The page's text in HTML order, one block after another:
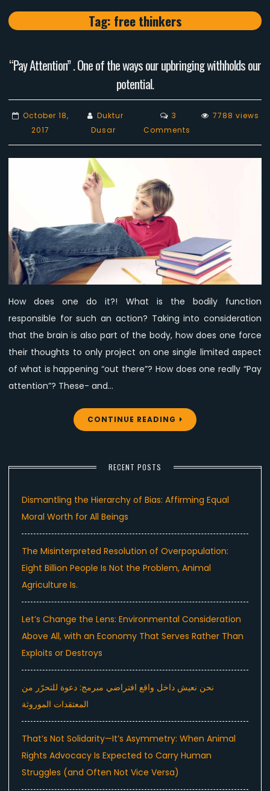
Tag: free thinkers
“Pay Attention” . One of the ways our upbringing withholds our
potential.
October 18,
2017
Duktur
Dusar
3
Comments
“Pay
Attention”
upbringing
withholds
potential.
7788 views
How does one do it?! What is the bodily function
responsible for such an action? Taking into consideration
that the brain is also part of the body, how does one force
their thoughts to only project on one single limited aspect
of what is happening “out there”? How does one really “Pay
attention”? These- and…
CONTINUE READING
RECENT POSTS
Dismantling the Hierarchy of Bias: Affirming Equal
Moral Worth for All Beings
The Misinterpreted Resolution of Overpopulation:
Eight Billion People Is Not the Problem, Animal
Agriculture Is.
Let’s Change the Lens: Environmental Consideration
Above All, with an Economy That Serves Rather Than
Exploits or Destroys
نحن نعيش داخل واقع افتراضي مبرمج: دعوة للتحرّر من
المعتقدات الموروثة
That’s Not Solidarity—It’s Asymmetry: When Animal
Rights Advocacy Is Expected to Carry Human
Struggles (and Often Not Vice Versa)